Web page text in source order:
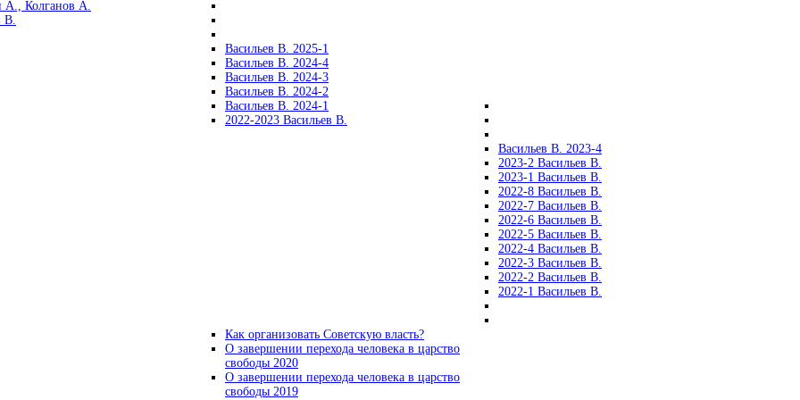
А., Колганов А.
В.
Васильев В. 2025-1
Васильев В. 2024-4
Васильев В. 2024-3
Васильев В. 2024-2
Васильев В. 2024-1
2022-2023 Васильев В.
Васильев В. 2023-4
2023-2 Васильев В.
2023-1 Васильев В.
2022-8 Васильев В.
2022-7 Васильев В.
2022-6 Васильев В.
2022-5 Васильев В.
2022-4 Васильев В.
2022-3 Васильев В.
2022-2 Васильев В.
2022-1 Васильев В.
Как организовать Советскую власть?
О завершении перехода человека в царство
свободы 2020
О завершении перехода человека в царство
свободы 2019